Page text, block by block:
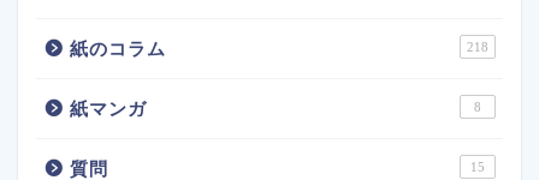
紙のコラム 218
紙マンガ 8
質問 15